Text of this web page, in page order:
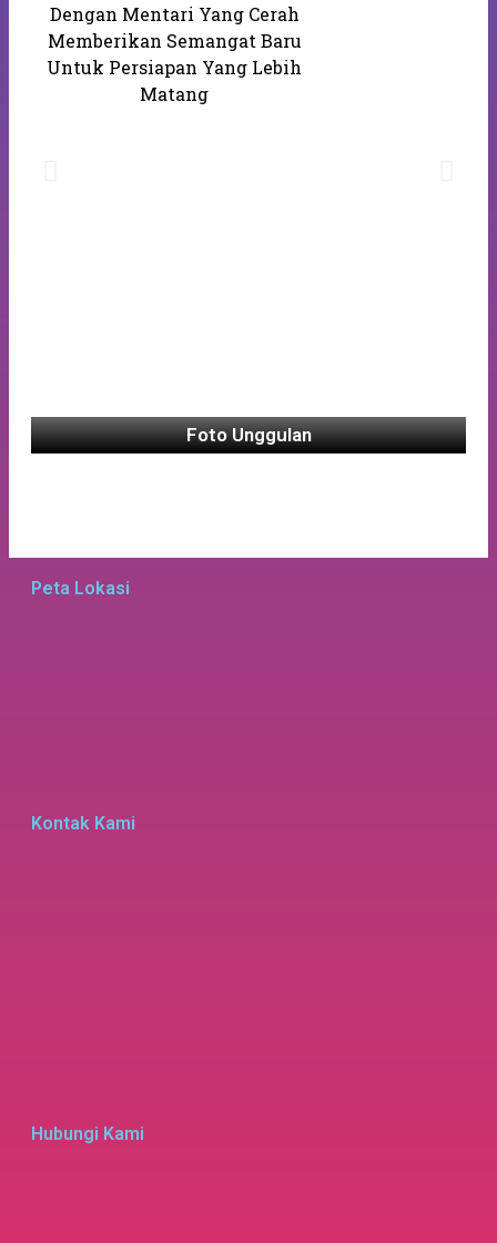
Dengan Mentari Yang Cerah
Memberikan Semangat Baru
Untuk Persiapan Yang Lebih
Matang
Foto Unggulan
Peta Lokasi
Kontak Kami
Hubungi Kami